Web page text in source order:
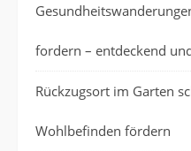
fordern – entdeckend
Rückzugsort im Garten
Wohlbefinden fördern